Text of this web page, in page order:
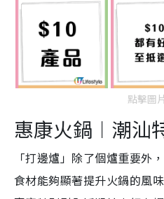
點擊圖
惠康火鍋 ︱ 潮汕
「打邊爐」除了個爐重要外
食材能夠顯著提升火鍋的風